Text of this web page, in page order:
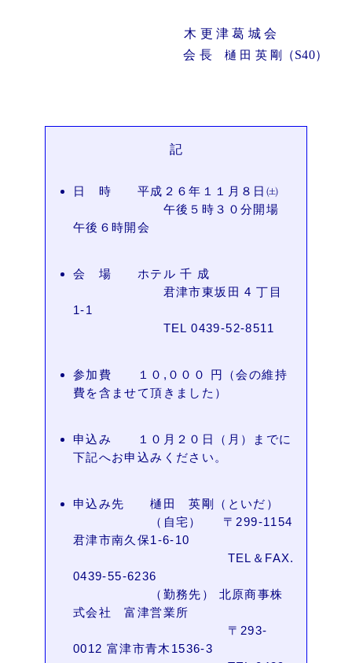
木 更 津 葛 城 会
会 長 樋 田 英 剛 （S40）
記
日 時 平成２６年１１月８日㈯
午後５時３０分開場
午後６時開会
会 場 ホテル 千 成
君津市東坂田 4 丁目
1-1
TEL 0439-52-8511
参加費 １０,０００ 円（会の維持
費を含ませて頂きました）
申込み １０月２０日（月）までに
下記へお申込みください。
申込み先 樋田 英剛（といだ）
（自宅） 〒299-1154
君津市南久保1-6-10
TEL＆FAX.
0439-55-6236
（勤務先） 北原商事株
式会社 富津営業所
〒293-
0012 富津市青木1536-3